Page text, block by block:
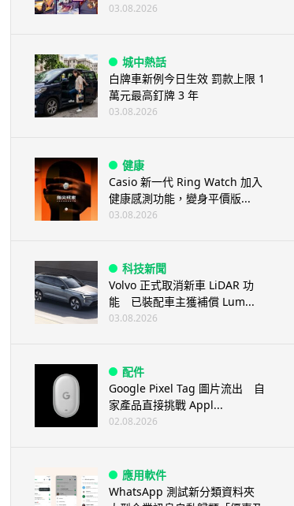
03.08.2026
城中熱話
白牌車新例今日生效 罰款上限 1
萬元最高釘牌 3 年
03.08.2026
健康
Casio 新一代 Ring Watch 加入
健康感測功能，變身平價版...
03.08.2026
科技新聞
Volvo 正式取消新車 LiDAR 功
能 已裝配車主獲補償 Lum...
03.08.2026
配件
Google Pixel Tag 圖片流出 自
家產品直接挑戰 Appl...
02.08.2026
應用軟件
WhatsApp 測試新分類資料夾